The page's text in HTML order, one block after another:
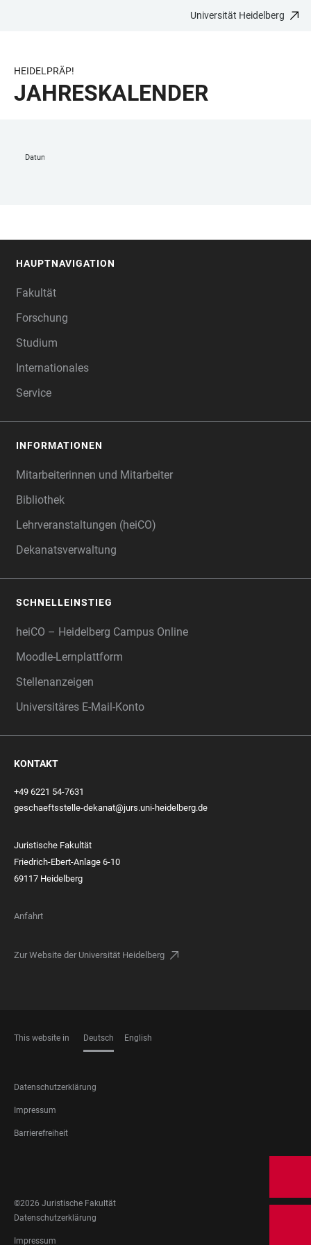
BARRIEREFREIHEIT
Universität Heidelberg
HEIDELPRÄP!
JAHRESKALENDER
Datum auswählen
HAUPTNAVIGATION
Fakultät
Forschung
Studium
Internationales
Service
INFORMATIONEN
Mitarbeiterinnen und Mitarbeiter
Bibliothek
Lehrveranstaltungen (heiCO)
Dekanatsverwaltung
SCHNELLEINSTIEG
heiCO – Heidelberg Campus Online
Moodle-Lernplattform
Stellenanzeigen
Universitäres E-Mail-Konto
KONTAKT
+49 6221 54-7631
geschaeftsstelle-dekanat@jurs.uni-heidelberg.de
Juristische Fakultät
Friedrich-Ebert-Anlage 6-10
69117 Heidelberg
Anfahrt
Zur Website der Universität Heidelberg
This website in Deutsch English
FOOTER
LEGAL
Datenschutzerklärung
Impressum
Barrierefreiheit
MEDIA
©2026 Juristische Fakultät
FOOTER
LEGAL
Datenschutzerklärung
Impressum